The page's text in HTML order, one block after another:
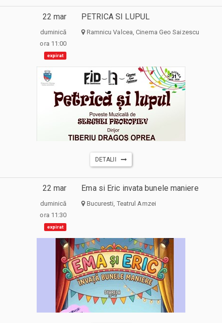
22 mar
duminică
ora 11:00
expirat
PETRICA SI LUPUL
Ramnicu Valcea, Cinema Geo Saizescu
DETALII
22 mar
duminică
ora 11:30
expirat
Ema si Eric invata bunele maniere
Bucuresti, Teatrul Amzei